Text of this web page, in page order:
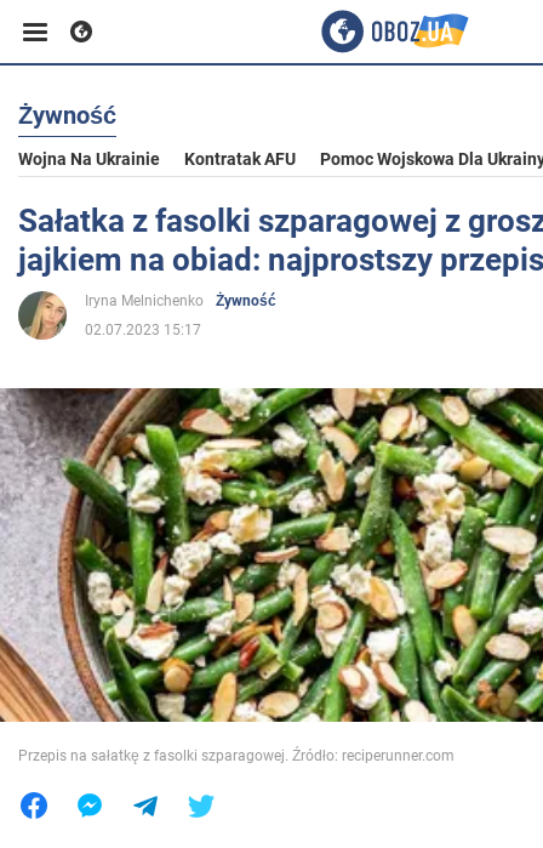
Biznes
Sport
Rozrywka
Polityka
Społeczeństwo
Wojna na Ukrainie
Świat
Jedzenie
Żywność
Wojna Na Ukrainie Kontratak AFU Pomoc Wojskowa Dla
Sałatka z fasolki szparagowej z
jajkiem na obiad: najprostszy przepis
Iryna Melnichenko
Żywność
02.07.2023 15:17
Przepis na sałatkę z fasolki szparagowej. Źródło: reciperunner.com